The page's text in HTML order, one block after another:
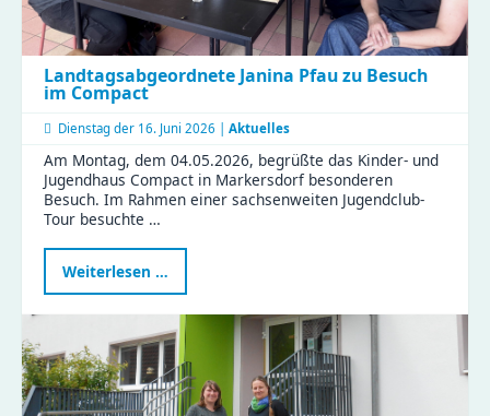
Landtagsabgeordnete Janina Pfau zu Besuch
im Compact
Dienstag der 16. Juni 2026 | Aktuelles
Am Montag, dem 04.05.2026, begrüßte das Kinder- und
Jugendhaus Compact in Markersdorf besonderen
Besuch. Im Rahmen einer sachsenweiten Jugendclub-
Tour besuchte …
Weiterlesen …
Janina
Pfau
zu
Besuch
im
Compact